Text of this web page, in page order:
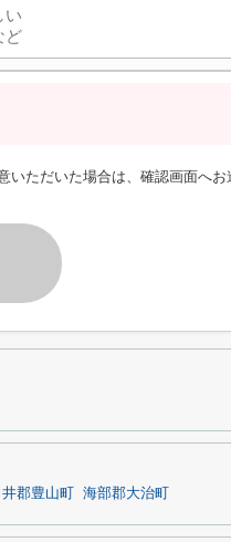
いただいた場合は、確認画面へお
郡豊山町 海部郡大治町